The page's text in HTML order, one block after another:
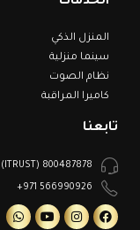
المنزل الذكي
سينما منزلية
نظام الصوت
كاميرا المراقبة
تابعنا
800487878 (ITRUST)
566990926 971+